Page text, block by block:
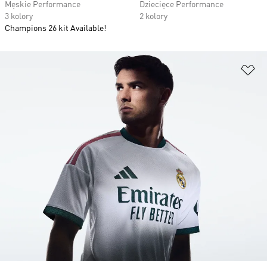
Męskie Performance
3 kolory
Champions 26 kit Available!
Dziecięce Performance
2 kolory